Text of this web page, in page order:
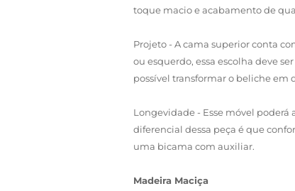
toque macio e acabamento de
Projeto - A cama superior conta
ou esquerdo, essa escolha deve
possível transformar o beliche em
Longevidade - Esse móvel
diferencial dessa peça é que
uma bicama com auxiliar.
Madeira Maciça